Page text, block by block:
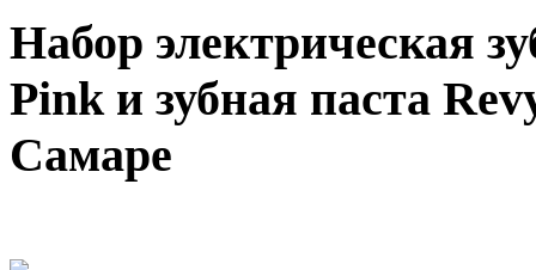
Набор электрическая
Pink и зубная паста
Самаре